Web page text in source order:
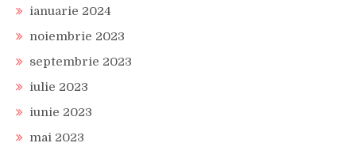
ianuarie 2024
noiembrie 2023
septembrie 2023
iulie 2023
iunie 2023
mai 2023